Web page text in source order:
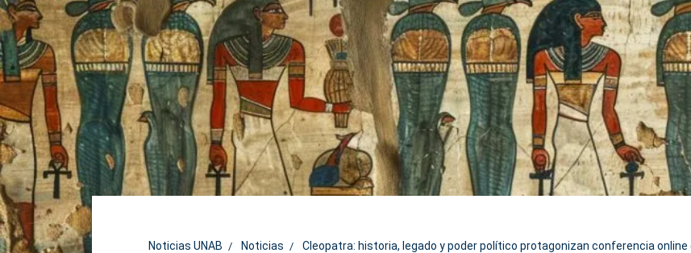
Noticias UNAB Noticias Cleopatra: historia, legado y poder político protagonizan conferencia online